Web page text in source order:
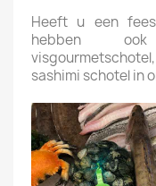
Heeft u een
hebben ook
sashimi schotel in